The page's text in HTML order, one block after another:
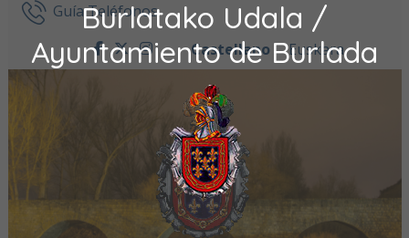
Burlatako Udala /
Ayuntamiento de Burlada
Ir al contenidoGuía Teléfonos
facebook
twitter
instagram
Castellano Euskara